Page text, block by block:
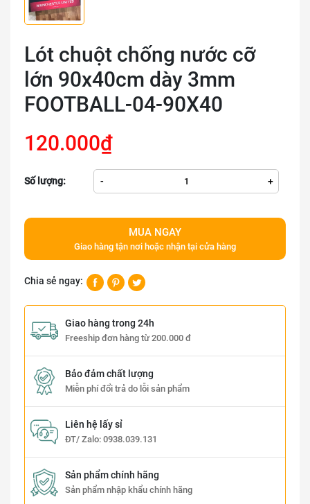
Lót chuột chống nước cỡ
lớn 90x40cm dày 3mm
FOOTBALL-04-90X40
120.000₫
Số lượng: - +
MUA NGAY
Giao hàng tận nơi hoặc nhận tại cửa hàng
Chia sẻ ngay:
Giao hàng trong 24h
Freeship đơn hàng từ 200.000 đ
Bảo đảm chất lượng
Miễn phí đổi trả do lỗi sản phẩm
Liên hệ lấy sỉ
ĐT/ Zalo: 0938.039.131
Sản phẩm chính hãng
Sản phẩm nhập khẩu chính hãng